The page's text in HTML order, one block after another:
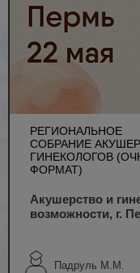
РЕГИОНАЛЬНОЕ
СОБРАНИЕ
ГИНЕКОЛОГОВ
ФОРМАТ)
Акушерство и
возможности, г.
Падруль М.М.